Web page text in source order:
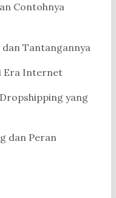
Contohnya
Tantangannya
Era Internet
yang
dan Peran